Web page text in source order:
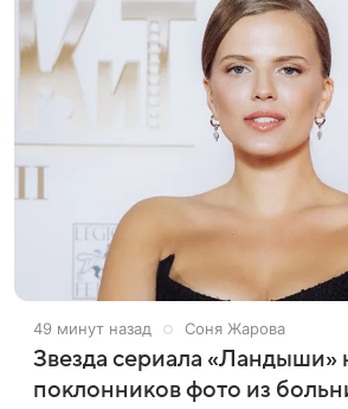
49 минут назад Соня Жарова
Звезда сериала «Ландыши»
поклонников фото из